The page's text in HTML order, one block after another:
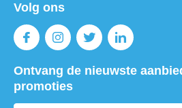
Volg ons
Ontvang de nieuwste
promoties